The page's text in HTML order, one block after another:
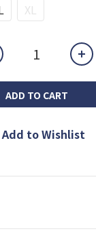
XL
ADD TO CART
Add to Wishlist